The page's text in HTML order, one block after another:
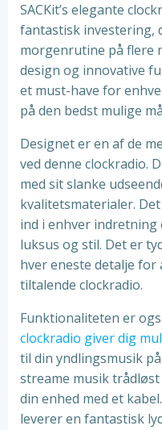
SACKit’s elegante
fantastisk investering,
morgenrutine på flere
design og innovative
et must-have for
på den bedst mulige
Designet er en af de
ved denne clockradio.
med sit slanke
kvalitetsmaterialer.
ind i enhver
luksus og stil. Det er
hver eneste detalje
tiltalende clockradio.
Funktionaliteten er
clockradio giver dig
til din yndlingsmusik
streame musik
din enhed med et
leverer en fantastisk